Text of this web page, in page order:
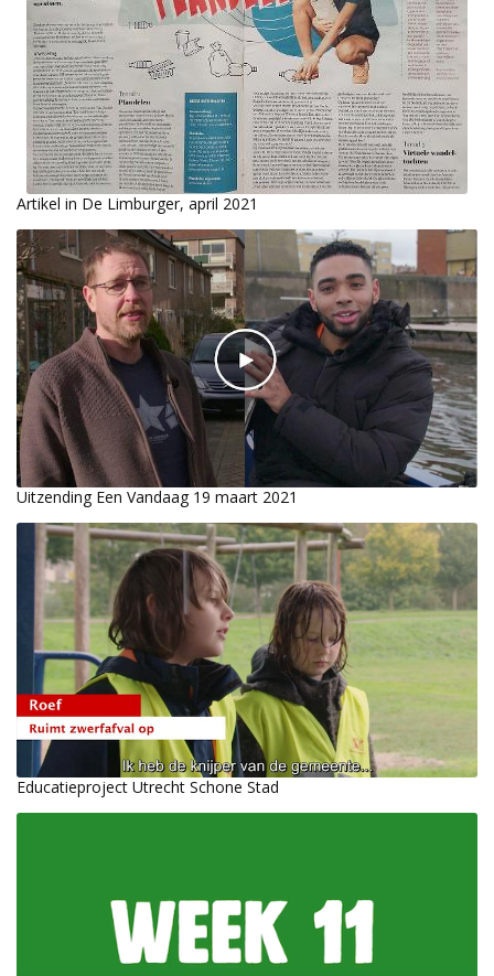
Artikel in De Limburger, april 2021
Uitzending Een Vandaag 19 maart 2021
Educatieproject Utrecht Schone Stad